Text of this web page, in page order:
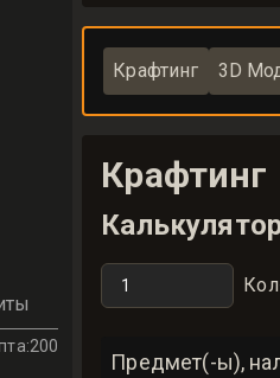
:200
Крафтинг 3D
Крафтинг
Предмет(-ы),